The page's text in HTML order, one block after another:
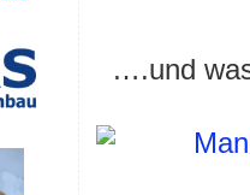
….und